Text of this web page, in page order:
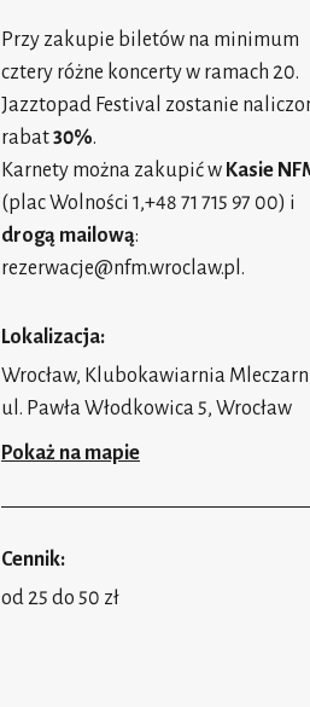
Przy zakupie biletów na minimum
cztery różne koncerty w ramach 20.
Jazztopad Festival zostanie
rabat30%.
Karnety można zakupić w Kasie
(plac Wolności 1,+48 71 715 97 00) i
drogą mailową:
rezerwacje@nfm.wroclaw.pl .
Lokalizacja:
Wrocław, Klubokawiarnia
ul. Pawła Włodkowica 5, Wrocław
Pokaż na mapie
Cennik:
od 25 do 50 zł